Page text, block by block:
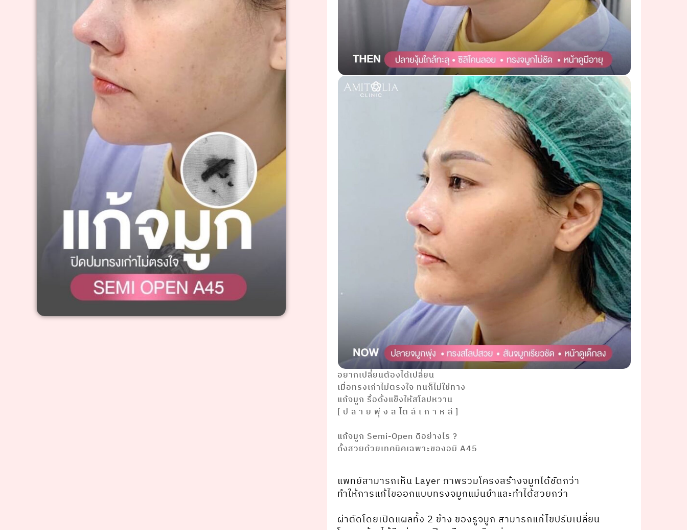
อยากเปลี่ยนต้องได้เปลี่ยน
เมื่อทรงเก่าไม่ตรงใจ ทนก็ไม่ใช่ทาง
แก้จมูก รื้อดั้งแข็งให้สโลปหวาน
[ ป ล า ย พุ่ ง ส ไต ล์ เ ก า ห ลี ]
แก้จมูก Semi-Open ดีอย่างไร ?
ดั้งสวยด้วยเทคนิคเฉพาะของอมิ A45
แพทย์สามารถเห็น Layer ภาพรวมโครงสร้างจมูกได้ชัดกว่า
ทำให้การแก้ไขออกแบบทรงจมูกแม่นยำและทำได้สวยกว่า
ผ่าตัดโดยเปิดแผลทั้ง 2 ข้าง ของรูจมูก สามารถแก้ไขปรับเปลี่ยน